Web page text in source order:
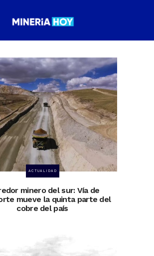
ACTUALIDAD
minero del sur: Vía de
mueve la quinta parte del
cobre del país